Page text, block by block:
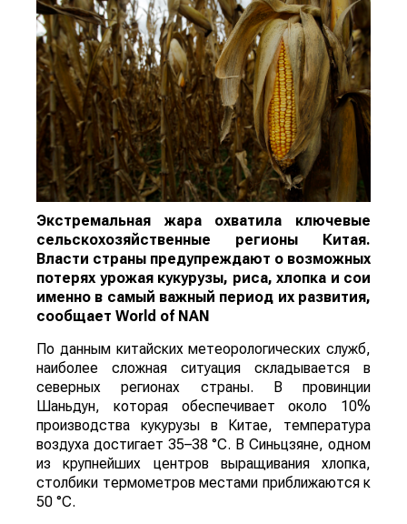
Экстремальная жара охватила ключевые
сельскохозяйственные регионы Китая.
Власти страны предупреждают о возможных
потерях урожая кукурузы, риса, хлопка и сои
именно в самый важный период их развития,
сообщает World of NAN
По данным китайских метеорологических служб,
наиболее сложная ситуация складывается в
северных регионах страны. В провинции
Шаньдун, которая обеспечивает около 10%
производства кукурузы в Китае, температура
воздуха достигает 35–38 °C. В Синьцзяне, одном
из крупнейших центров выращивания хлопка,
столбики термометров местами приближаются к
50 °C.